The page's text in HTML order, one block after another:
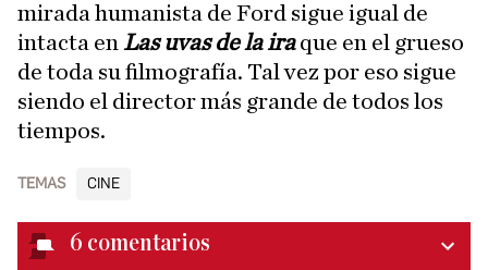
mirada humanista de Ford sigue igual de
intacta en Las uvas de la iraque en el grueso
de toda su filmografía. Tal vez por eso sigue
siendo el director más grande de todos los
tiempos.
TEMAS CINE
6 comentarios